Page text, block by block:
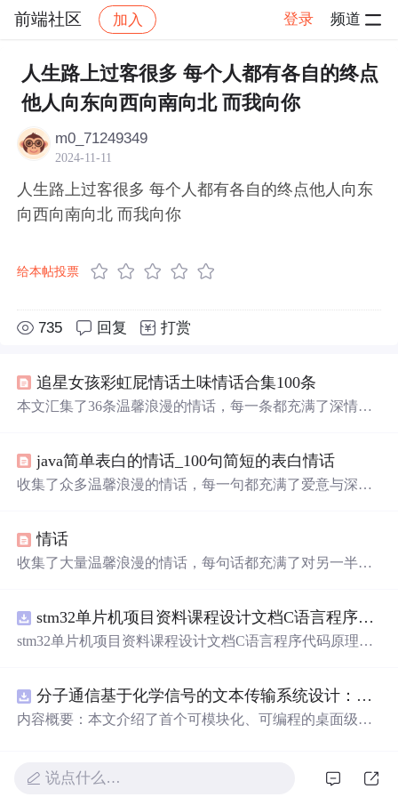
前端社区 加入 登录 频道
社区 前端社区 感慨 帖子详情
人生路上过客很多 每个人都有各自的终点
他人向东向西向南向北 而我向你
m0_71249349
2024-11-11
人生路上过客很多 每个人都有各自的终点他人向东
向西向南向北 而我向你
给本帖投票
735 回复 打赏
追星女孩彩虹屁情话土味情话合集100条
本文汇集了36条温馨浪漫的情话，每一条都充满了深情与
java简单表白的情话_100句简短的表白情话
收集了众多温馨浪漫的情话，每一句都充满了爱意与深
情话
收集了大量温馨浪漫的情话，每句话都充满了对另一半深
stm32单片机项目资料课程设计文档C语言程序代码原理图电路PCB实例无线智能报警器的设计
stm32单片机项目资料课程设计文档C语言程序代码原理图
分子通信基于化学信号的文本传输系统设计：桌面式实验平台实现与非线性特性分析
内容概要：本文介绍了首个可模块化、可编程的桌面级分
扇控制气流，实现了基于化学扩散与流动辅助的通信机
说点什么…